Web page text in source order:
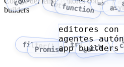
builders
letfunction =>
filter()
Promise
trycatch
editores con
agentes
app builders